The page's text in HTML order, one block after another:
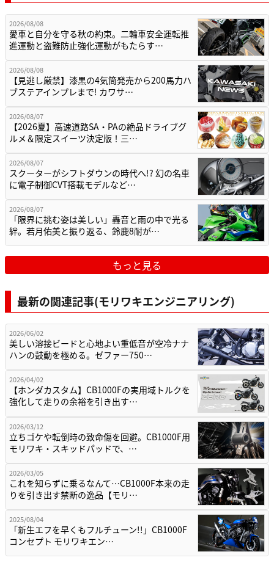
2026/08/08
愛車と自分を守る秋の約束。二輪車安全運転推
進運動と盗難防止強化運動がもたらす…
2026/08/08
【見逃し厳禁】漆黒の4気筒発売から200馬力ハ
ブステアインプレまで! カワサ…
2026/08/07
【2026夏】高速道路SA・PAの絶品ドライブグ
ルメ＆限定スイーツ決定版！三…
2026/08/07
スクーターがシフトダウンの時代へ!? 幻の名車
に電子制御CVT搭載モデルなど…
2026/08/07
「限界に挑む姿は美しい」轟音と雨の中で光る
絆。若月佑美と振り返る、鈴鹿8耐が…
もっと見る
最新の関連記事(モリワキエンジニアリング)
2026/06/02
美しい溶接ビードと心地よい重低音が空冷ナナ
ハンの鼓動を極める。ゼファー750…
2026/04/02
【ホンダカスタム】CB1000Fの実用域トルクを
強化して走りの余裕を引き出す…
2026/03/12
立ちゴケや転倒時の致命傷を回避。CB1000F用
モリワキ・スキッドパッドで、…
2026/03/05
これを知らずに乗るなんて…CB1000F本来の走
りを引き出す禁断の逸品【モリ…
2025/08/04
「新生エフを早くもフルチューン!!」CB1000F
コンセプト モリワキエン…